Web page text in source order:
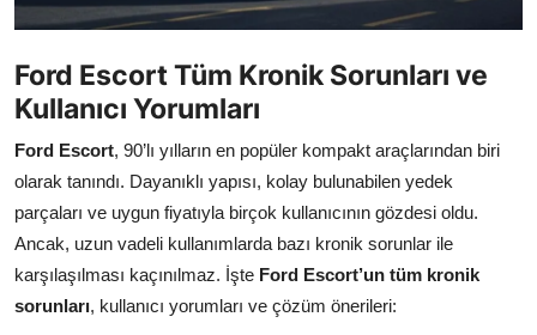
Sürüş & Güvenlik
Lastik & Jant
Yağlar & Sıvılar
LPG & Yakıt
Elektrik & Akü
Klima & Konfor
Ford Escort Tüm Kronik Sorunları ve
Kullanıcı Yorumları
Ford Escort, 90’lı yılların en popüler kompakt araçlarından biri
olarak tanındı. Dayanıklı yapısı, kolay bulunabilen yedek
parçaları ve uygun fiyatıyla birçok kullanıcının gözdesi oldu.
Ancak, uzun vadeli kullanımlarda bazı kronik sorunlar ile
karşılaşılması kaçınılmaz. İşte Ford Escort’un tüm kronik
sorunları, kullanıcı yorumları ve çözüm önerileri: